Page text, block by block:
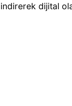
indirerek dijital